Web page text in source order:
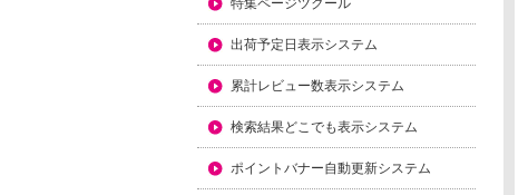
特集ページツクール
出荷予定日表示システム
累計レビュー数表示システム
検索結果どこでも表示システム
ポイントバナー自動更新システム